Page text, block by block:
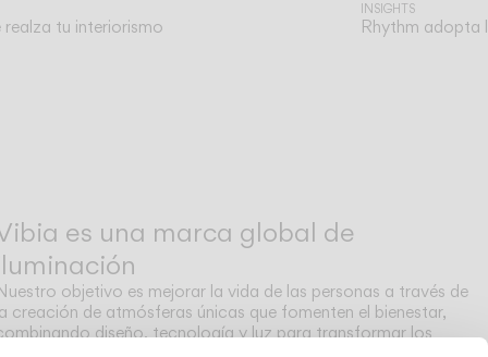
tu interiorismo
INSIGHTS
Rhythm adopta
es una marca global de
objetivo es mejorar la vida de las personas a través de
creación de atmósferas únicas que fomenten el bienestar,
diseño, tecnología y luz para transformar los